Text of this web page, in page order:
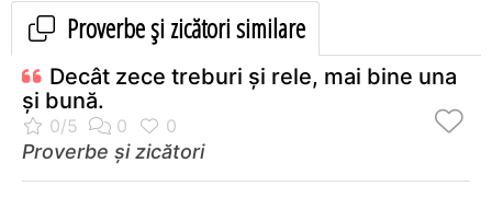
Proverbe și zicători similare
Decât zece treburi şi rele, mai bine una
şi bună.
Proverbe și zicători